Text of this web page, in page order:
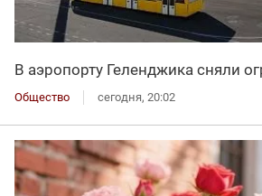
В аэропорту Геленджика сняли
Общество сегодня, 20:02